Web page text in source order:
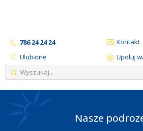
786 24 24 24
Kontakt
Ulubione
Upoluj
Nasze